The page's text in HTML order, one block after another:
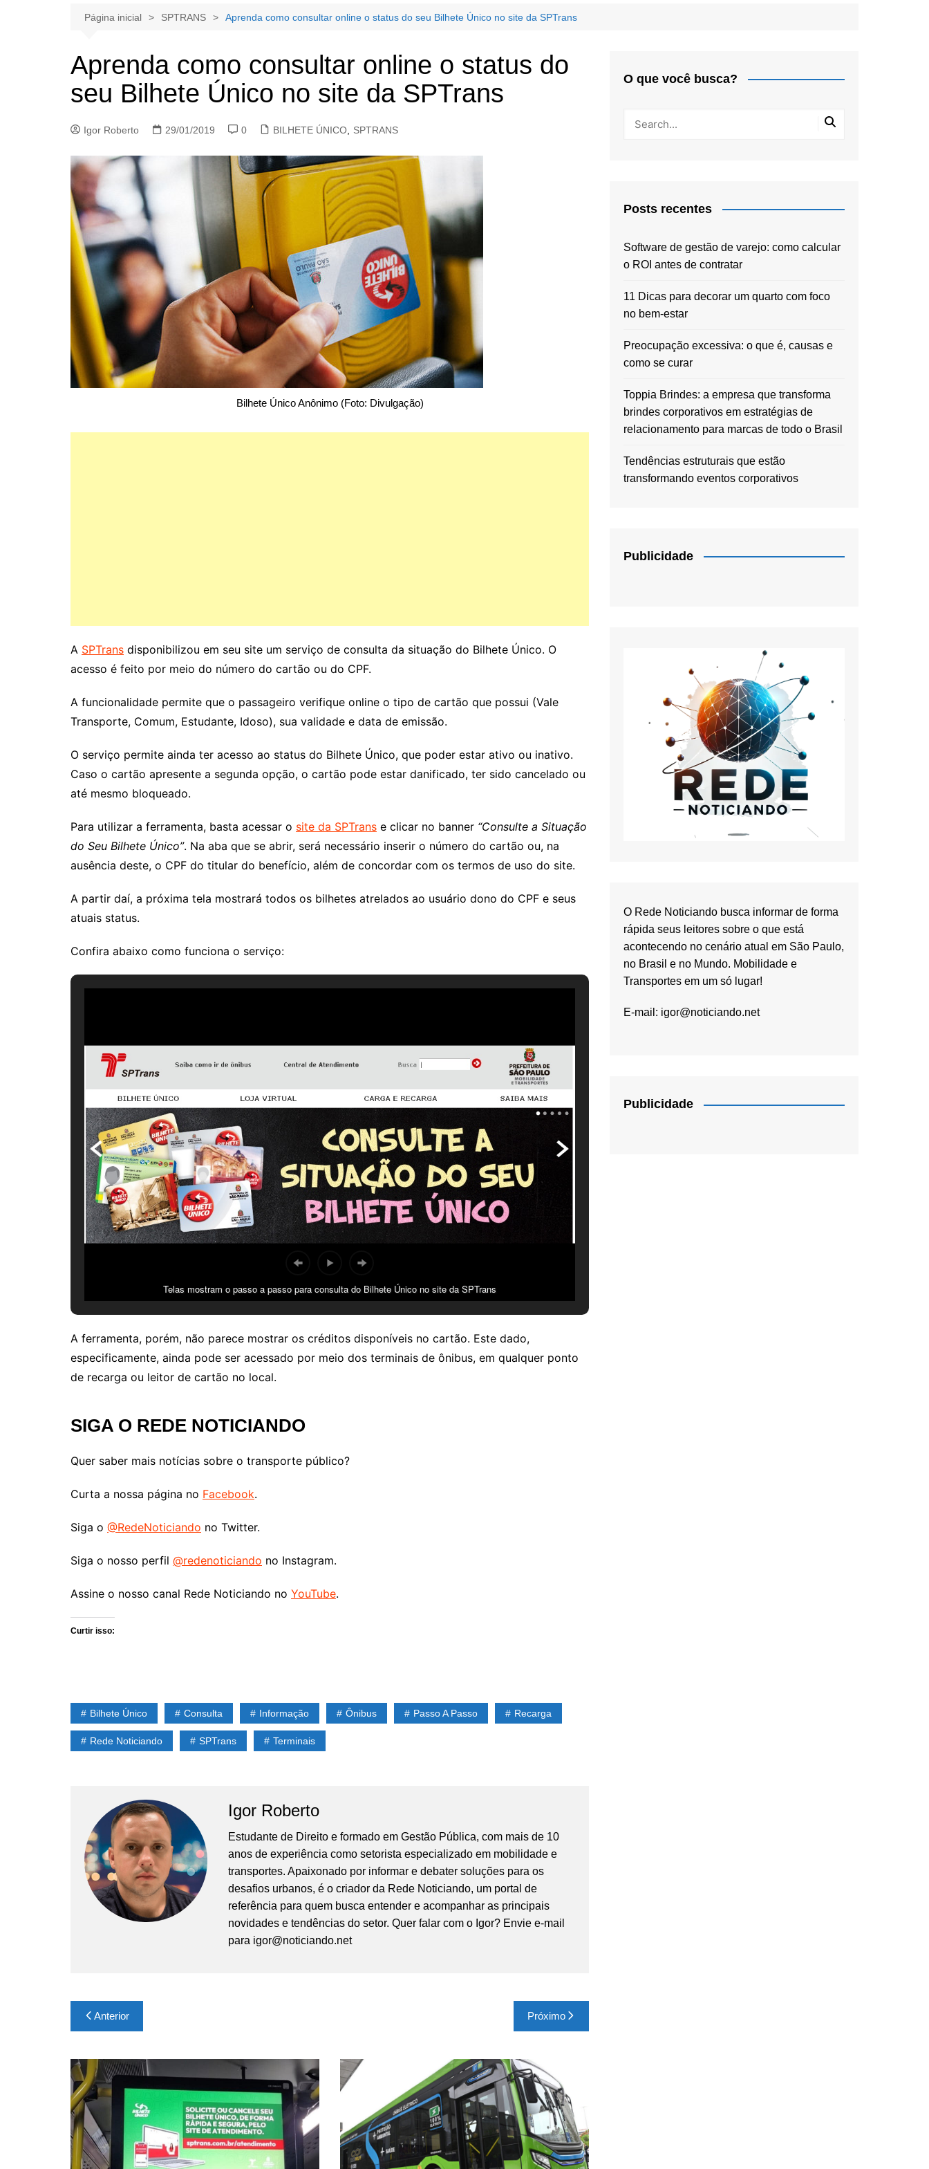
Página inicial SPTRANS Aprenda como consultar online o status do seu Bilhete Único no site da SPTrans
Aprenda como consultar online o status do
seu Bilhete Único no site da SPTrans
Igor Roberto 29/01/2019 0 BILHETE ÚNICO SPTRANS
Bilhete Único Anônimo (Foto: Divulgação)
A SPTrans disponibilizou em seu site um serviço de consulta da situação do Bilhete Único. O
acesso é feito por meio do número do cartão ou do CPF.
A funcionalidade permite que o passageiro verifique online o tipo de cartão que possui (Vale
Transporte, Comum, Estudante, Idoso), sua validade e data de emissão.
O serviço permite ainda ter acesso ao status do Bilhete Único, que poder estar ativo ou inativo.
Caso o cartão apresente a segunda opção, o cartão pode estar danificado, ter sido cancelado ou
até mesmo bloqueado.
Para utilizar a ferramenta, basta acessar o site da SPTrans e clicar no banner “Consulte a Situação
do Seu Bilhete Único”. Na aba que se abrir, será necessário inserir o número do cartão ou, na
ausência deste, o CPF do titular do benefício, além de concordar com os termos de uso do site.
A partir daí, a próxima tela mostrará todos os bilhetes atrelados ao usuário dono do CPF e seus
atuais status.
Confira abaixo como funciona o serviço:
Telas mostram o passo a passo para consulta do Bilhete Único no site da SPTrans
A ferramenta, porém, não parece mostrar os créditos disponíveis no cartão. Este dado,
especificamente, ainda pode ser acessado por meio dos terminais de ônibus, em qualquer ponto
de recarga ou leitor de cartão no local.
SIGA O REDE NOTICIANDO
Quer saber mais notícias sobre o transporte público?
Curta a nossa página no Facebook.
Siga o @RedeNoticiando no Twitter.
Siga o nosso perfil @redenoticiando no Instagram.
Assine o nosso canal Rede Noticiando no YouTube.
Curtir isso:
Bilhete Único Consulta Informação Ônibus Passo A Passo Recarga
Rede Noticiando SPTrans Terminais
Igor Roberto
Estudante de Direito e formado em Gestão Pública, com mais de 10
anos de experiência como setorista especializado em mobilidade e
transportes. Apaixonado por informar e debater soluções para os
desafios urbanos, é o criador da Rede Noticiando, um portal de
referência para quem busca entender e acompanhar as principais
novidades e tendências do setor. Quer falar com o Igor? Envie e-mail
para igor@noticiando.net
Navegação
de
Post
Anterior Próximo
O que você busca?
Posts recentes
Software de gestão de varejo: como calcular
o ROI antes de contratar
11 Dicas para decorar um quarto com foco
no bem-estar
Preocupação excessiva: o que é, causas e
como se curar
Toppia Brindes: a empresa que transforma
brindes corporativos em estratégias de
relacionamento para marcas de todo o Brasil
Tendências estruturais que estão
transformando eventos corporativos
Publicidade
O Rede Noticiando busca informar de forma
rápida seus leitores sobre o que está
acontecendo no cenário atual em São Paulo,
no Brasil e no Mundo. Mobilidade e
Transportes em um só lugar!
E-mail: igor@noticiando.net
Publicidade